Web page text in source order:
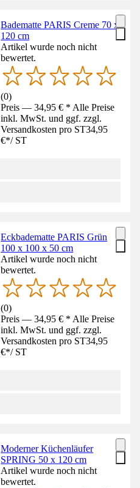
Badematte PARIS Creme 70 x
120 cm
Artikel wurde noch nicht
bewertet.
(0)
Preis — 34,95 € * Alle Preise
inkl. MwSt. und ggf. zzgl.
Versandkosten pro ST34,95
€*/ ST
Eckbadematte PARIS Grün
100 x 100 x 50 cm
Artikel wurde noch nicht
bewertet.
(0)
Preis — 34,95 € * Alle Preise
inkl. MwSt. und ggf. zzgl.
Versandkosten pro ST34,95
€*/ ST
Moderner Küchenläufer
SPRING 50 x 120 cm
Artikel wurde noch nicht
bewertet.